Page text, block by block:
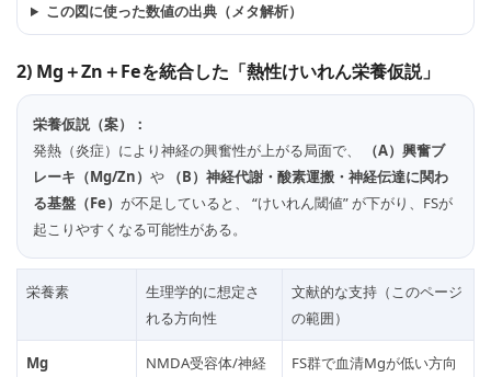
この図に使った数値の出典（メタ解析）
2) Mg＋Zn＋Feを統合した「熱性けいれん栄養仮説」
栄養仮説（案）：
発熱（炎症）により神経の興奮性が上がる局面で、
（A）興奮ブ
レーキ（Mg/Zn） や
（B）神経代謝・酸素運搬・神経伝達に関わ
る基盤（Fe） が不足していると、 “けいれん閾値” が下がり、FSが
起こりやすくなる可能性がある。
栄養素
生理学的に想定さ
れる方向性
文献的な支持（このページ
の範囲）
Mg
NMDA受容体/神経
FS群で血清Mgが低い方向